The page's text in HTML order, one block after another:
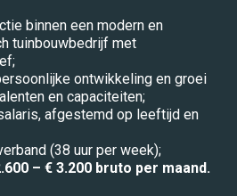
binnen een modern en
tuinbouwbedrijf met
ontwikkeling en groei
en capaciteiten;
afgestemd op leeftijd en
(38 uur per week);
– € 3.200 bruto per maand.